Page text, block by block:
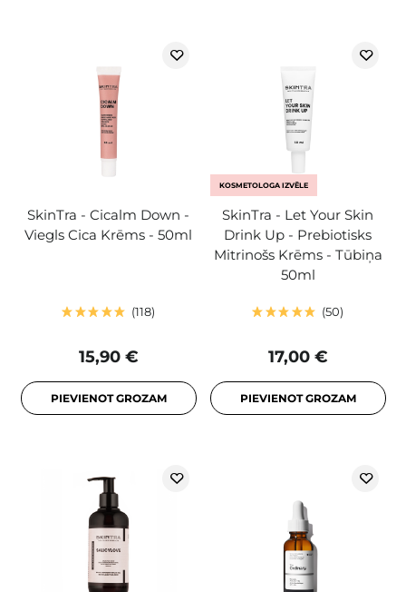
SkinTra - Cicalm Down -
Viegls Cica Krēms - 50ml
118
15,90 €
PIEVIENOT GROZAM
KOSMETOLOGA IZVĒLE
SkinTra - Let Your Skin
Drink Up - Prebiotisks
Mitrinošs Krēms - Tūbiņa
50ml
50
17,00 €
PIEVIENOT GROZAM